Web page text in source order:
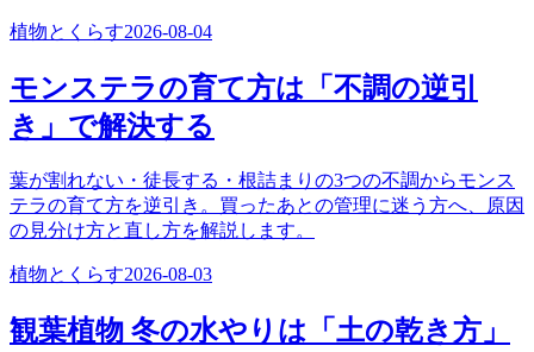
植物とくらす2026-08-04
モンステラの育て方は「不調の逆引
き」で解決する
葉が割れない・徒長する・根詰まりの3つの不調からモンス
テラの育て方を逆引き。買ったあとの管理に迷う方へ、原因
の見分け方と直し方を解説します。
植物とくらす2026-08-03
観葉植物 冬の水やりは「土の乾き方」